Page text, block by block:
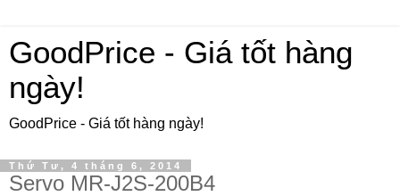
GoodPrice - Giá tốt hàng
ngày!
GoodPrice - Giá tốt hàng ngày!
Thứ Tư, 4 tháng 6, 2014
Servo MR-J2S-200B4